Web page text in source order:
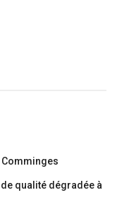
Comminges
qualité dégradée à